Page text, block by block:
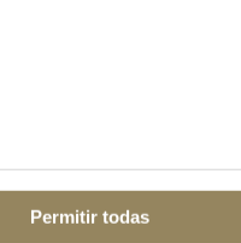
Permitir todas